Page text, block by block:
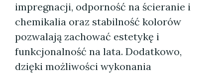
impregnacji, odporność na ścieranie i
chemikalia oraz stabilność kolorów
pozwalają zachować estetykę i
funkcjonalność na lata. Dodatkowo,
dzięki możliwości wykonania